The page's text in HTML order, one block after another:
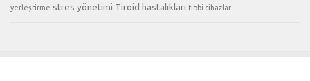
yerleştirme stres yönetimi Tiroid hastalıkları tıbbi cihazlar